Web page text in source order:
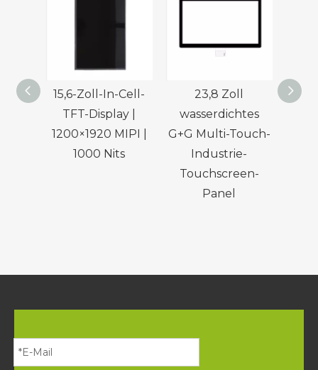
15,6-Zoll-In-Cell-
TFT-Display |
1200×1920 MIPI |
1000 Nits
23,8 Zoll
wasserdichtes
G+G Multi-Touch-
Industrie-
Touchscreen-
Panel